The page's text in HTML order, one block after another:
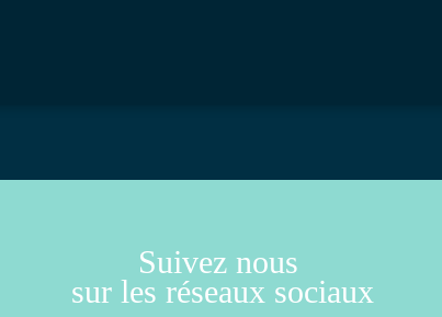
Suivez nous
sur les réseaux sociaux